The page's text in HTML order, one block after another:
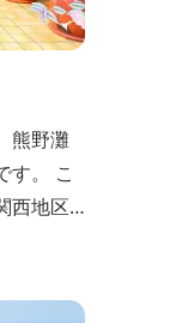
熊野灘
す。 こ
西地区
と、
の民宿